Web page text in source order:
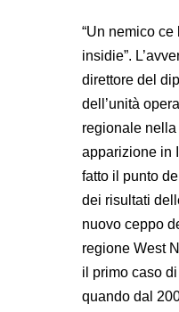
“Un nemico
insidie”.
direttore del
dell’unità
regionale nella
apparizione in
fatto il punto
dei risultati
nuovo ceppo
regione West
il primo caso
quando dal